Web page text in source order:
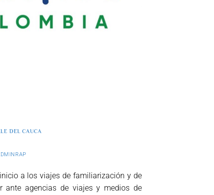
DEL CAUCA
a los viajes de familiarización y de
ante agencias de viajes y medios de